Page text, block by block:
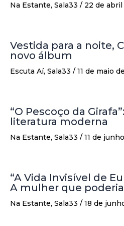
Na Estante, Sala33 / 22 de abril
Vestida para a noite,
novo álbum
Escuta Aí, Sala33 / 11 de maio
“O Pescoço da
literatura moderna
Na Estante, Sala33 / 11 de
“A Vida Invisível de
A mulher que
Na Estante, Sala33 / 18 de